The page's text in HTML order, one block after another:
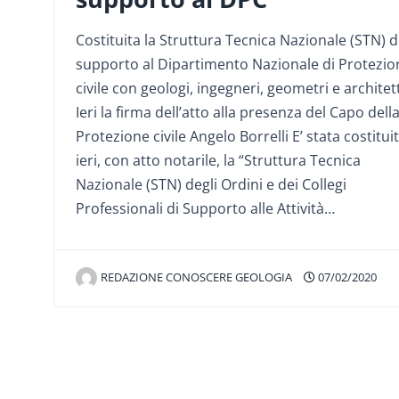
Costituita la Struttura Tecnica Nazionale (STN)
supporto al Dipartimento Nazionale di
civile con geologi, ingegneri, geometri e
Ieri la firma dell’atto alla presenza del Capo della
Protezione civile Angelo Borrelli E’ stata
ieri, con atto notarile, la “Struttura Tecnica
Nazionale (STN) degli Ordini e dei Collegi
Professionali di Supporto alle Attività…
REDAZIONE CONOSCERE GEOLOGIA 07/02/2020